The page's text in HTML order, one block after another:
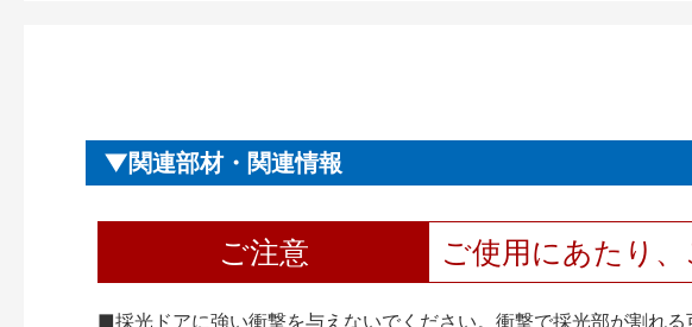
関連部材・関連情報
ご注意 ご使用にあたり
■採光ドアに強い衝撃を与えないでください。衝撃で採光部が割れる